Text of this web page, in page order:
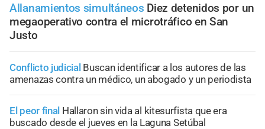
Allanamientos simultáneos Diez detenidos por un
megaoperativo contra el microtráfico en San
Justo
Conflicto judicial Buscan identificar a los autores de las
amenazas contra un médico, un abogado y un periodista
El peor final Hallaron sin vida al kitesurfista que era
buscado desde el jueves en la Laguna Setúbal